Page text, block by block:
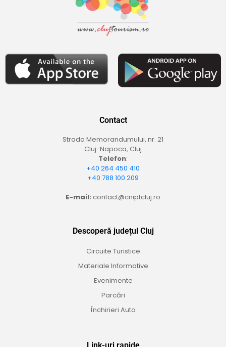
Contact
Strada Memorandumului, nr. 21
Cluj-Napoca, Cluj
Telefon:
+40 264 450 410
+40 788 100 209
E-mail: contact@cniptcluj.ro
Descoperă județul Cluj
Circuite Turistice
Materiale Informative
Evenimente
Parcări
Închirieri Auto